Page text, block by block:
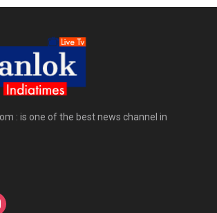
: is one of the best news channel in